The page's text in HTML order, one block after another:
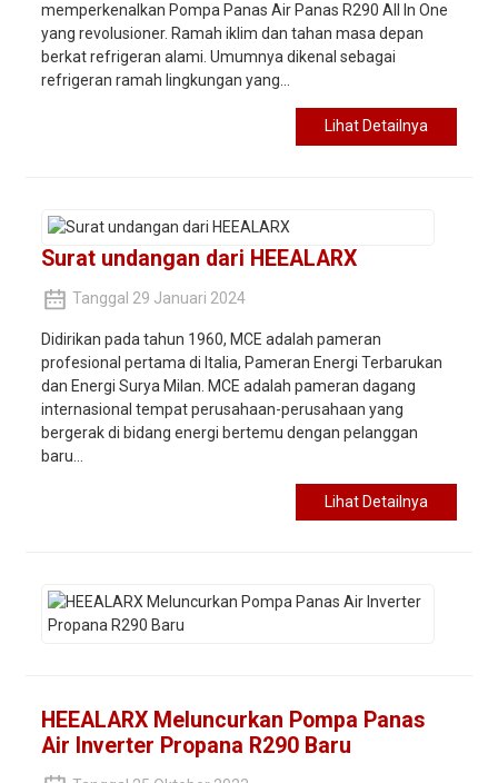
memperkenalkan Pompa Panas Air Panas R290 All In One
yang revolusioner. Ramah iklim dan tahan masa depan
berkat refrigeran alami. Umumnya dikenal sebagai
refrigeran ramah lingkungan yang...
Lihat Detailnya
Surat undangan dari HEEALARX
Tanggal 29 Januari 2024
Didirikan pada tahun 1960, MCE adalah pameran
profesional pertama di Italia, Pameran Energi Terbarukan
dan Energi Surya Milan. MCE adalah pameran dagang
internasional tempat perusahaan-perusahaan yang
bergerak di bidang energi bertemu dengan pelanggan
baru...
Lihat Detailnya
HEEALARX Meluncurkan Pompa Panas
Air Inverter Propana R290 Baru